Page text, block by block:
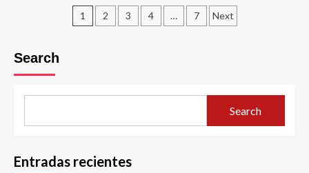
Posts
1 2 3 4 … 7 Next
Search
Search
Entradas recientes